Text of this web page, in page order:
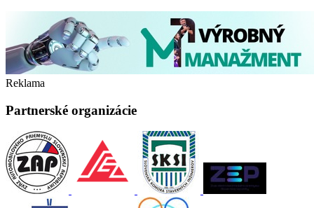
Reklama
Partnerské organizácie